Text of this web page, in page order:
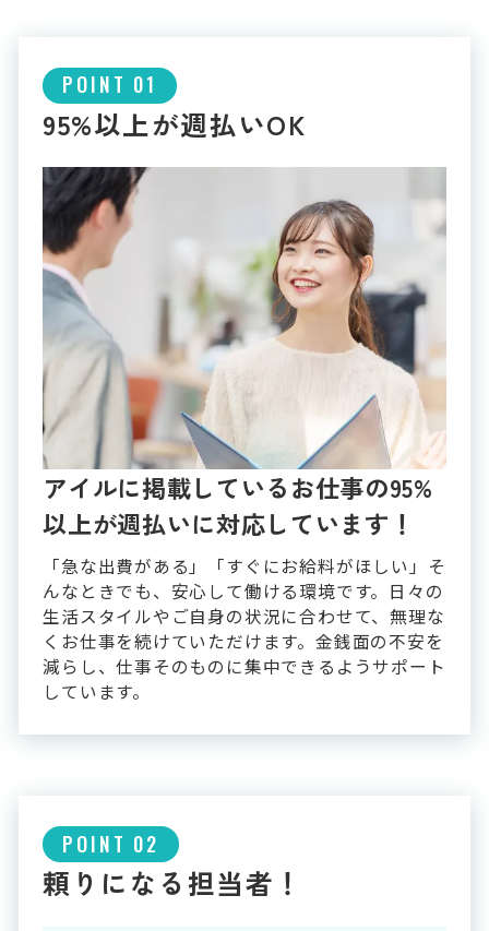
POINT 01
95%以上が週払いOK
アイルに掲載しているお仕事の95%
以上が週払いに対応しています！
「急な出費がある」「すぐにお給料がほしい」そ
んなときでも、安心して働ける環境です。日々の
生活スタイルやご自身の状況に合わせて、無理な
くお仕事を続けていただけます。金銭面の不安を
減らし、仕事そのものに集中できるようサポート
しています。
POINT 02
頼りになる担当者！